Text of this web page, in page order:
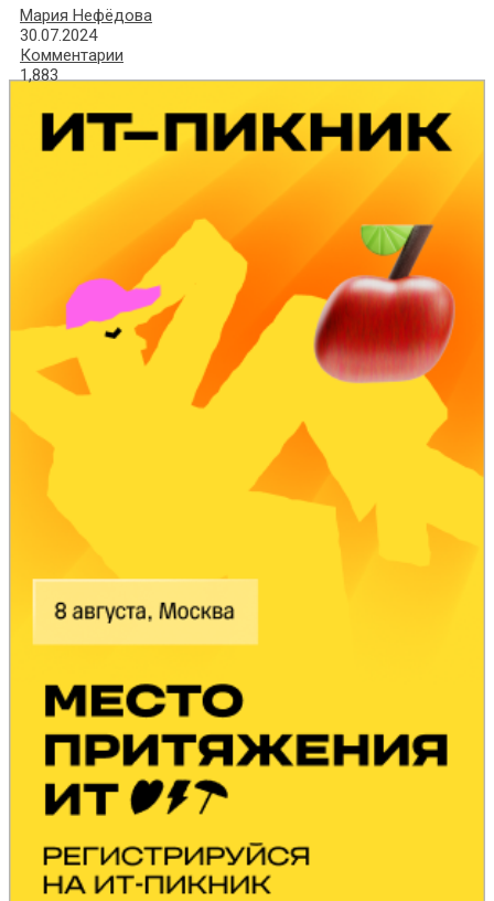
Мария Нефёдова
30.07.2024
Комментарии
1,883